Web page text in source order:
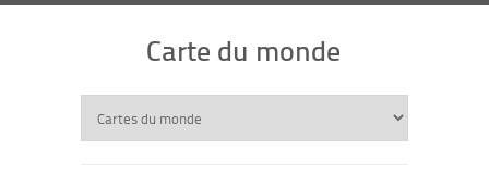
Carte du monde